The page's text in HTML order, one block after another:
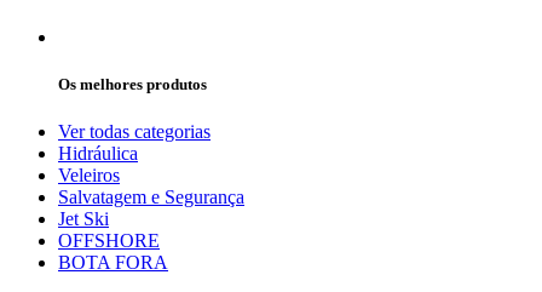
Os melhores produtos
Ver todas categorias
Hidráulica
Veleiros
Salvatagem e Segurança
Jet Ski
OFFSHORE
BOTA FORA